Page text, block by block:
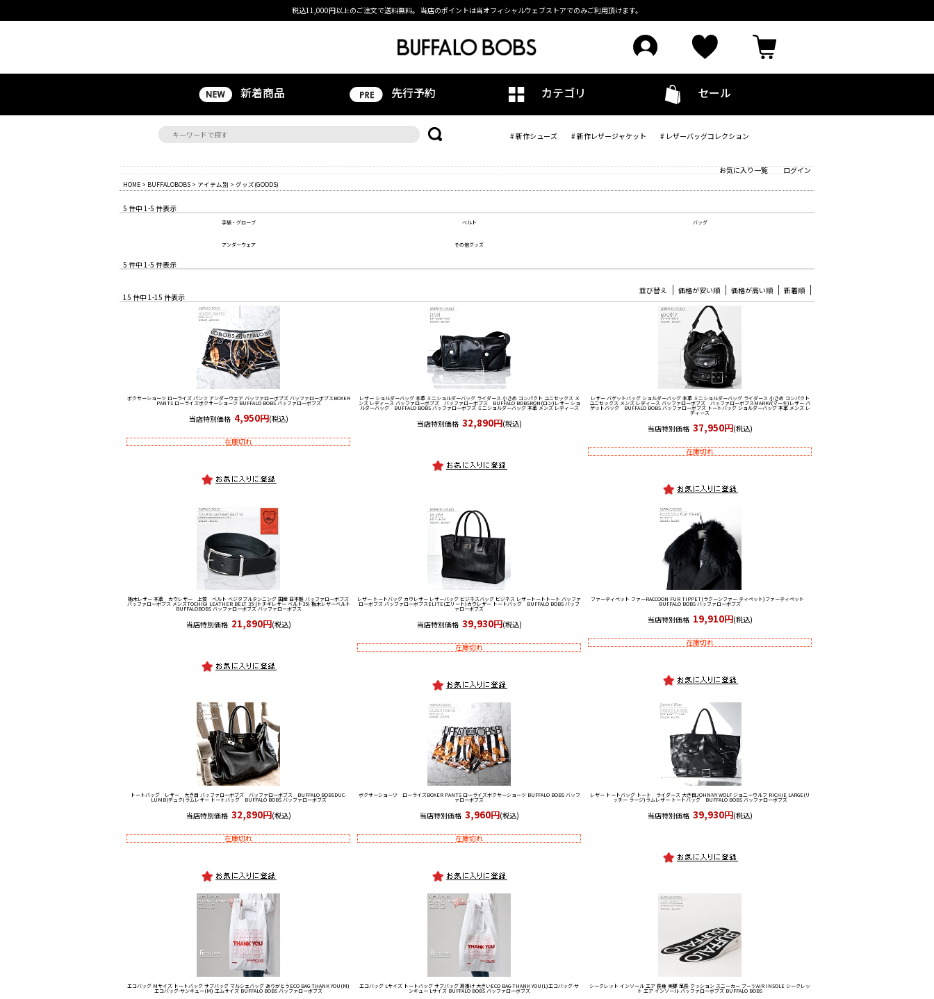
税込11,000円以上のご注文で送料無料。 当店のポイントは当オフィシャルウェブストアでのみご利用頂けます。
新着商品 先行予約 カテゴリ セール
# 新作シューズ # 新作レザージャケット # レザーバッグコレクション
お気に入り一覧 ログイン
HOME > BUFFALOBOBS > アイテム別 > グッズ(GOODS)
5 件中 1-5 件表示
手袋・グローブ ベルト バッグ
アンダーウェア その他グッズ
5 件中 1-5 件表示
並び替え 価格が安い順 価格が高い順 新着順
15 件中 1-15 件表示
ボクサーショーツ ローライズ パンツ アンダーウェア バッファローボブズ バッファローボブス BOXER
PANTS ローライズボクサーショーツ BUFFALO BOBS バッファローボブズ
当店特別価格 4,950円(税込)
在庫切れ
レザー ショルダーバッグ 本革 ミニショルダーバッグ ライダース 小さめ コンパクト ユニセックス メ
ンズ レディース バッファローボブズ バッファローボブス BUFFALO BOBSRON(ロン)レザー ショ
ルダーバッグ BUFFALO BOBS バッファローボブズ ミニショルダーバッグ 本革 メンズ レディース
当店特別価格 32,890円(税込)
レザー バゲットバッグ ショルダーバッグ 本革 ミニショルダーバッグ ライダース 小さめ コンパクト
ユニセックス メンズ レディース バッファローボブズ バッファローボブスMARKY(マーキ)レザー バ
ゲットバッグ BUFFALO BOBS バッファローボブズ トートバッグ ショルダーバッグ 本革 メンズ レ
ディース
当店特別価格 37,950円(税込)
在庫切れ
栃木レザー 本革 カウレザー 上質 ベルト ベジタブルタンニング 国産 日本製 バッファローボブズ
バッファローボブス メンズTOCHIGI LEATHER BELT 35 (トチギレザー ベルト35) 栃木レザーベルト
BUFFALOBOBS バッファローボブズ バッファローボブス
当店特別価格 21,890円(税込)
レザー トートバッグ カウレザー レザーバッグ ビジネスバッグ ビジネス レザートートトート バッファ
ローボブズ バッファローボブス ELITE(エリート)カウレザー トートバッグ BUFFALO BOBS バッフ
ァローボブズ
当店特別価格 39,930円(税込)
在庫切れ
ファーティペット ファーRACCOON FUR TIPPET(ラクーンファー ティペット)ファーティペット
BUFFALO BOBS バッファローボブズ
当店特別価格 19,910円(税込)
在庫切れ
トートバッグ レザー 大き目 バッファローボブズ バッファローボブス BUFFALO BOBSDUC-
LUMB(デュク)ラムレザー トートバッグ BUFFALO BOBS バッファローボブズ
当店特別価格 32,890円(税込)
在庫切れ
ボクサーショーツ ローライズBOXER PANTS ローライズボクサーショーツ BUFFALO BOBS バッフ
ァローボブズ
当店特別価格 3,960円(税込)
在庫切れ
レザー トートバッグ トート ライダース 大き目 JOHNNY WOLF ジョニーウルフ RICHIE LARGE(リ
ッチー ラージ)ラムレザー トートバッグ BUFFALO BOBS バッファローボブズ
当店特別価格 39,930円(税込)
エコバッグ Mサイズ トートバッグ サブバッグ マルシェバッグ ありがとう ECO BAG-THANK YOU(M)
エコバッグ-サンキュー(M) エムサイズ BUFFALO BOBS バッファローボブズ
エコバッグ Lサイズ トートバッグ サブバッグ 肩掛け 大きいECO BAG-THANK YOU(L)エコバッグ-サ
ンキュー Lサイズ BUFFALO BOBS バッファローボブズ
シークレット インソール エア 長身 美脚 足長 クッション スニーカー ブーツAIR INSOLE シークレッ
ト エア インソール バッファローボブズ BUFFALO BOBS